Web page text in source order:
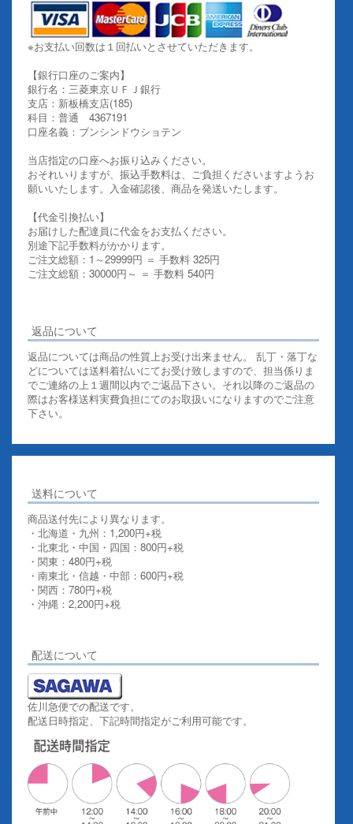
※お支払い回数は１回払いとさせていただきます。
【銀行口座のご案内】
銀行名：三菱東京ＵＦＪ銀行
支店：新板橋支店(185)
科目：普通 4367191
口座名義：ブンシンドウショテン
当店指定の口座へお振り込みください。
おそれいりますが、振込手数料は、ご負担くださいますようお
願いいたします。入金確認後、商品を発送いたします。
【代金引換払い】
お届けした配達員に代金をお支払ください。
別途下記手数料がかかります。
ご注文総額：1～29999円 ＝ 手数料 325円
ご注文総額：30000円～ ＝ 手数料 540円
返品について
返品については商品の性質上お受け出来ません。 乱丁・落丁な
どについては送料着払いにてお受け致しますので、担当係りま
でご連絡の上１週間以内でご返品下さい。それ以降のご返品の
際はお客様送料実費負担にてのお取扱いになりますのでご注意
下さい。
送料について
商品送付先により異なります。
・北海道・九州：1,200円+税
・北東北・中国・四国：800円+税
・関東：480円+税
・南東北・信越・中部：600円+税
・関西：780円+税
・沖縄：2,200円+税
配送について
佐川急便での配送です。
配送日時指定、下記時間指定がご利用可能です。